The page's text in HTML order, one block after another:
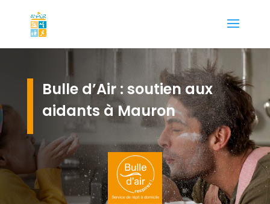
Bulle d’Air : soutien aux
aidants à Mauron